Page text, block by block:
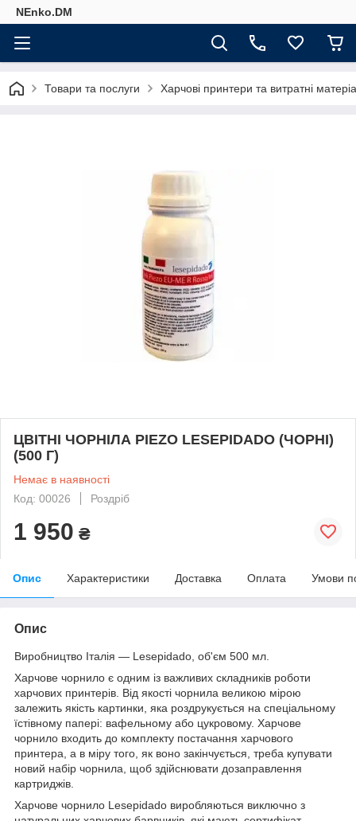
NEnko.DM
Товари та послуги Харчові принтери та витратні
ЦВІТНІ ЧОРНІЛА PIEZO LESEPIDADO (ЧОРНІ)
(500 Г)
Немає в наявності
Код: 00026
Роздріб
1 950 ₴
Опис Характеристики Доставка Оплата Умови
Опис
Виробництво Італія — Lesepidado, об'єм 500 мл.
Харчове чорнило є одним із важливих складників роботи
харчових принтерів. Від якості чорнила великою мірою
залежить якість картинки, яка роздрукується на спеціальному
їстівному папері: вафельному або цукровому. Харчове
чорнило входить до комплекту постачання харчового
принтера, а в міру того, як воно закінчується, треба купувати
новий набір чорнила, щоб здійснювати дозаправлення
картриджів.
Харчове чорнило Lesepidado виробляються виключно з